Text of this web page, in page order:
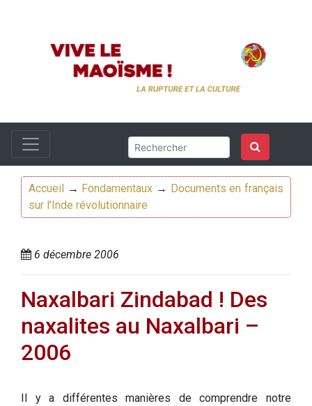
Accueil → Fondamentaux → Documents en français
sur l'Inde révolutionnaire
6 décembre 2006
Naxalbari Zindabad ! Des
naxalites au Naxalbari –
2006
Il y a différentes manières de comprendre notre